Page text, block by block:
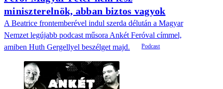
miniszterelnök, abban biztos vagyok
A Beatrice frontemberével indul szerda délután a Magyar
Nemzet legújabb podcast műsora Ankét Feróval címmel,
amiben Huth Gergellyel beszélget majd.